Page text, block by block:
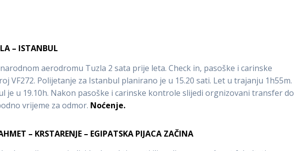
– ISTANBUL
aerodromu Tuzla 2 sata prije leta. Check in, pasoške i carinske
VF272. Polijetanje za Istanbul planirano je u 15.20 sati. Let u trajanju 1h55m.
je u 19.10h. Nakon pasoške i carinske kontrole slijedi orgnizovani transfer do
vrijeme za odmor. Noćenje.
– KRSTARENJE – EGIPATSKA PIJACA ZAČINA